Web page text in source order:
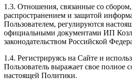
1.3. Отношения, связанные со
распространением и защитой
Пользователем, регулируются
официальными документами ИП
законодательством Российской
1.4. Регистрируясь на Сайте и
Пользователь выражает свое полное
настоящей Политики.